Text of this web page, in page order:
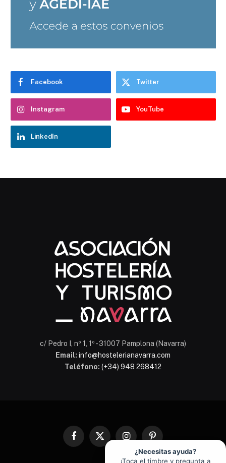
Facebook Twitter
Instagram YouTube
LinkedIn
¿Necesitas ayuda?
¡Toca el timbre y pregunta a
Chatbot Hostelería Navarra
En línea
c/ Pedro I, nº 1, 1º - 31007 Pamplona (Navarra)
Email: info@hostelerianavarra.com
Teléfono: (+34) 948 268412
Facebook
X
(Twitter)
InstagramPinterest